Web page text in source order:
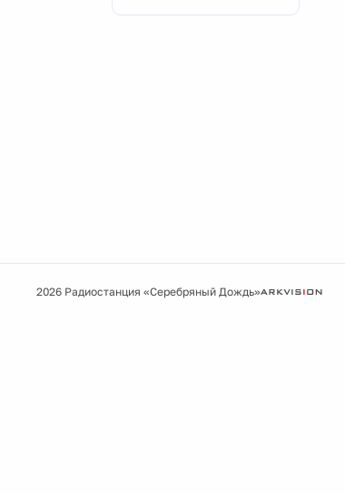
2026 Радиостанция «Серебряный Дождь»